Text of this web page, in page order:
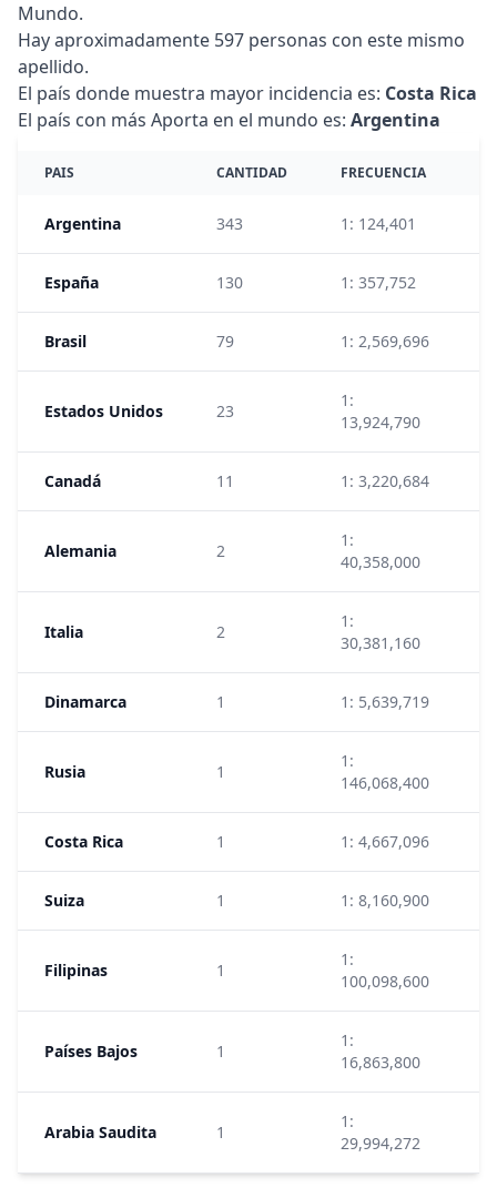
Mundo.
Hay aproximadamente 597 personas con este mismo
apellido.
El país donde muestra mayor incidencia es: Costa Rica
El país con más Aporta en el mundo es: Argentina
PAIS CANTIDAD FRECUENCIA
Argentina 343 1: 124,401
España 130 1: 357,752
Brasil 79 1: 2,569,696
Estados Unidos 23
1:
13,924,790
Canadá 11 1: 3,220,684
Alemania 2
1:
40,358,000
Italia 2
1:
30,381,160
Dinamarca 1 1: 5,639,719
Rusia 1
1:
146,068,400
Costa Rica 1 1: 4,667,096
Suiza 1 1: 8,160,900
Filipinas 1
1:
100,098,600
Países Bajos 1
1:
16,863,800
Arabia Saudita 1
1:
29,994,272